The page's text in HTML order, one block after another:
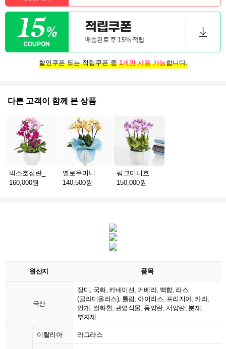
할인쿠폰 또는 적립쿠폰 중1개만 사용 가능합니다.
다른 고객이 함께 본 상품
믹스호접란_고급분 D(서울)
160,000원
옐로우미니호접_보자기난 B(서울)
140,500원
핑크미니호접_고급분 C(서울)
150,000원
원산지 품목
국산
장미, 국화, 카네이션, 거베라, 백합, 라스
(글라디올러스), 튤립, 아이리스, 프리지아, 카라,
안개, 쌀화환, 관엽식물, 동양란, 서양란, 분재,
부자재
이탈리아 라그라스